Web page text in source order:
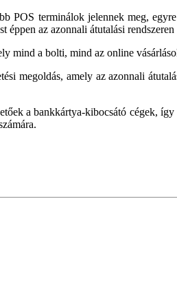
POS terminálok jelennek meg,
éppen az azonnali átutalási
mind a bolti, mind az online
megoldás, amely az azonnali
a bankkártya-kibocsátó cégek,